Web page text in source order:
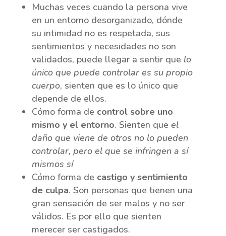
Muchas veces cuando la persona vive
en un entorno desorganizado, dónde
su intimidad no es respetada, sus
sentimientos y necesidades no son
validados, puede llegar a sentir que lo
único que puede controlar es su propio
cuerpo, sienten que es lo único que
depende de ellos.
​Cómo forma de control sobre uno
mismo y el entorno. Sienten que el
daño que viene de otros no lo pueden
controlar, pero el que se infringen a sí
mismos sí
Cómo forma de castigo y sentimiento
de culpa. Son personas que tienen una
gran sensación de ser malos y no ser
válidos. Es por ello que sienten
merecer ser castigados.